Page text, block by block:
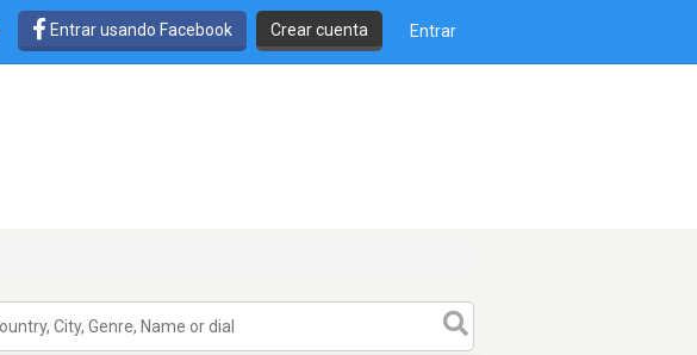
Entrar usando Facebook Crear cuenta Entrar